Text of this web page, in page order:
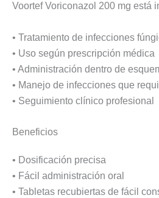
Voortef Voriconazol 200 mg está
• Tratamiento de infecciones
• Uso según prescripción médica
• Administración dentro de
• Manejo de infecciones que
• Seguimiento clínico profesional
Beneficios
• Dosificación precisa
• Fácil administración oral
• Tabletas recubiertas de fácil